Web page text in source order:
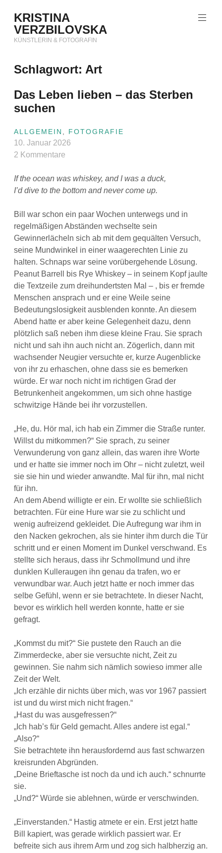
Inhalt
springen
KRISTINA
VERZBILOVSKA
KÜNSTLERIN & FOTOGRAFIN
Schlagwort: Art
Das Leben lieben – das Sterben
suchen
ALLGEMEIN FOTOGRAFIE
10. Januar 2026
2 Kommentare
If the ocean was whiskey, and I was a duck,
I’d dive to the bottom and never come up.
Bill war schon ein paar Wochen unterwegs und in
regelmäßigen Abständen wechselte sein
Gewinnerlächeln sich ab mit dem gequälten Versuch,
seine Mundwinkel in einer waagerechten Linie zu
halten. Schnaps war seine vorübergehende Lösung.
Peanut Barrell bis Rye Whiskey – in seinem Kopf jaulte
die Textzeile zum dreihundertsten Mal – , bis er fremde
Menschen ansprach und er eine Weile seine
Bedeutungslosigkeit ausblenden konnte. An diesem
Abend hatte er aber keine Gelegenheit dazu, denn
plötzlich saß neben ihm diese kleine Frau. Sie sprach
nicht und sah ihn auch nicht an. Zögerlich, dann mit
wachsender Neugier versuchte er, kurze Augenblicke
von ihr zu erhaschen, ohne dass sie es bemerken
würde. Er war noch nicht im richtigen Grad der
Betrunkenheit angekommen, um sich ohne hastige
schwitzige Hände bei ihr vorzustellen.
„He, du. Hör mal, ich hab ein Zimmer die Straße runter.
Willst du mitkommen?“ Sie sprach, zu seiner
Verwunderung von ganz allein, das waren ihre Worte
und er hatte sie immer noch im Ohr – nicht zuletzt, weil
sie sie hin und wieder anwandte. Mal für ihn, mal nicht
für ihn.
An dem Abend willigte er ein. Er wollte sie schließlich
betrachten. Für eine Hure war sie zu schlicht und
wenig aufreizend gekleidet. Die Aufregung war ihm in
den Nacken gekrochen, als sie hinter ihm durch die Tür
schritt und er einen Moment im Dunkel verschwand. Es
stellte sich heraus, dass ihr Schmollmund und ihre
dunklen Kulleraugen ihn genau da trafen, wo er
verwundbar war. Auch jetzt hatte er noch immer das
selbe Gefühl, wenn er sie betrachtete. In dieser Nacht,
bevor es wirklich hell werden konnte, hatte er sie
gefragt.
„Kommst du mit?“ Sie pustete den Rauch an die
Zimmerdecke, aber sie versuchte nicht, Zeit zu
gewinnen. Sie nahm sich nämlich sowieso immer alle
Zeit der Welt.
„Ich erzähle dir nichts über mich, was vor 1967 passiert
ist und du wirst mich nicht fragen.“
„Hast du was ausgefressen?“
„Ich hab’s für Geld gemacht. Alles andere ist egal.“
„Also?“
Sie betrachtete ihn herausfordernd aus fast schwarzen
kreisrunden Abgründen.
„Deine Brieftasche ist noch da und ich auch.“ schnurrte
sie.
„Und?“ Würde sie ablehnen, würde er verschwinden.
„Einverstanden.“ Hastig atmete er ein. Erst jetzt hatte
Bill kapiert, was gerade wirklich passiert war. Er
befreite sich aus ihrem Arm und zog sich halbherzig an.